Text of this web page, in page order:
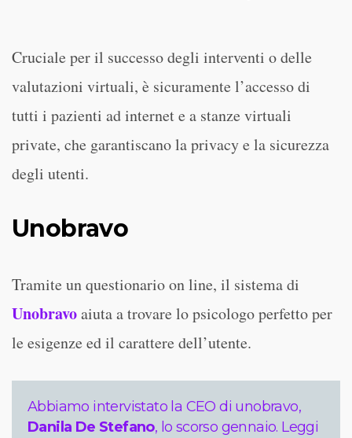
Cruciale per il successo degli interventi o delle
valutazioni virtuali, è sicuramente l’accesso di
tutti i pazienti ad internet e a stanze virtuali
private, che garantiscano la privacy e la sicurezza
degli utenti.
Unobravo
Tramite un questionario on line, il sistema di
Unobravoaiuta a trovare lo psicologo perfetto per
le esigenze ed il carattere dell’utente.
Abbiamo intervistato la CEO di unobravo,
Danila De Stefano, lo scorso gennaio. Leggi